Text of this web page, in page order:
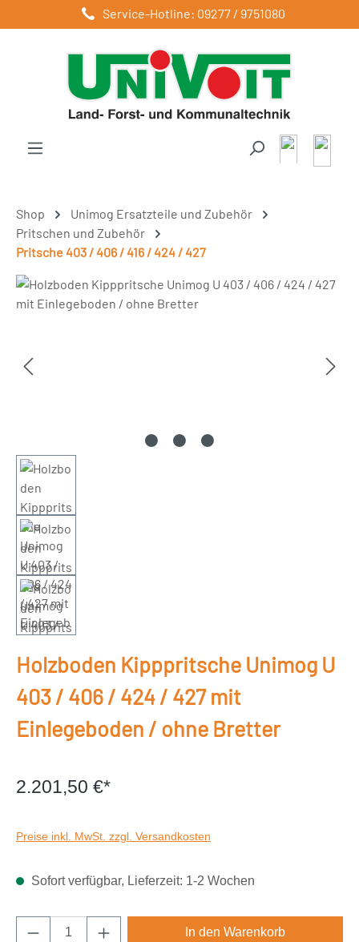
Zum Hauptinhalt springenService-Hotline: 09277 / 9751080
Shop
Unimog Ersatzteile und Zubehör
Pritschen und Zubehör
Pritsche 403 / 406 / 416 / 424 / 427
Bildergalerie überspringen
Holzboden Kipppritsche Unimog U
403 / 406 / 424 / 427 mit
Einlegeboden / ohne Bretter
2.201,50 €*
Preise inkl. MwSt. zzgl. Versandkosten
Sofort verfügbar, Lieferzeit: 1-2 Wochen
Produkt Anzahl: Gib den gewünschten
In den Warenkorb